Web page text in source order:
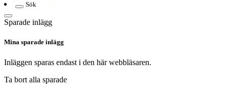
Sök
Sparade inlägg
Mina sparade inlägg
Inläggen sparas endast i den här webbläsaren.
Ta bort alla sparade